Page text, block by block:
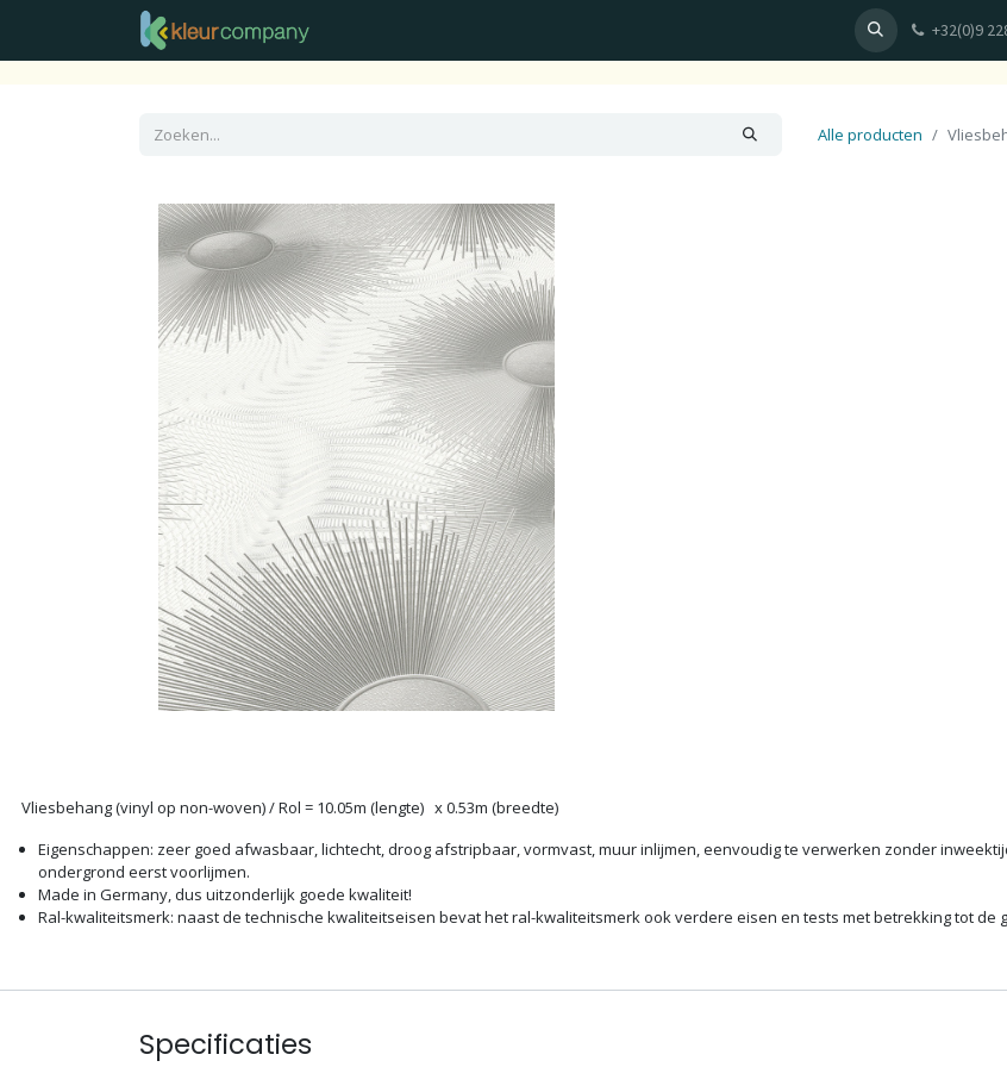
Plan uw afspraak
+32(0)9
Alle producten
Vliesbehang (vinyl op non-woven) / Rol = 10.05m (lengte) x 0.53m (breedte)
Eigenschappen: zeer goed afwasbaar, lichtecht, droog afstripbaar, vormvast, muur inlijmen, eenvoudig te verwerken zonder
ondergrond eerst voorlijmen.
Made in Germany, dus uitzonderlijk goede kwaliteit!
Ral-kwaliteitsmerk: naast de technische kwaliteitseisen bevat het ral-kwaliteitsmerk ook verdere eisen en tests met betrekking tot
Specificaties